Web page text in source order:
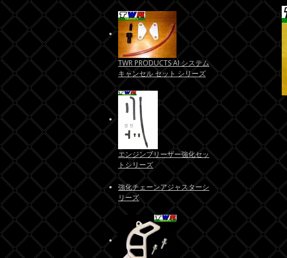
TWR PRODUCTS AI システム
キャンセル セット シリーズ
エンジンブリーザー強化セッ
トシリーズ
強化チェーンアジャスターシ
リーズ